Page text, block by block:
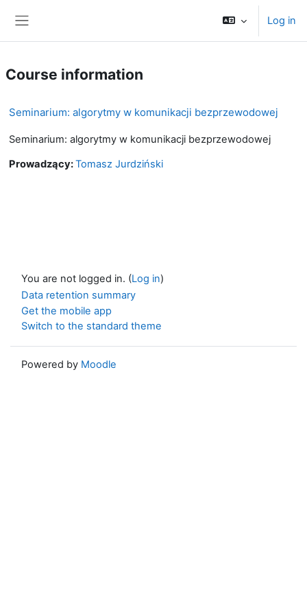
Log in
Course information
Seminarium: algorytmy w komunikacji bezprzewodowej
Seminarium: algorytmy w komunikacji bezprzewodowej
Prowadzący:Tomasz Jurdziński
You are not logged in. (Log in)
Data retention summary
Get the mobile app
Switch to the standard theme
Powered by Moodle